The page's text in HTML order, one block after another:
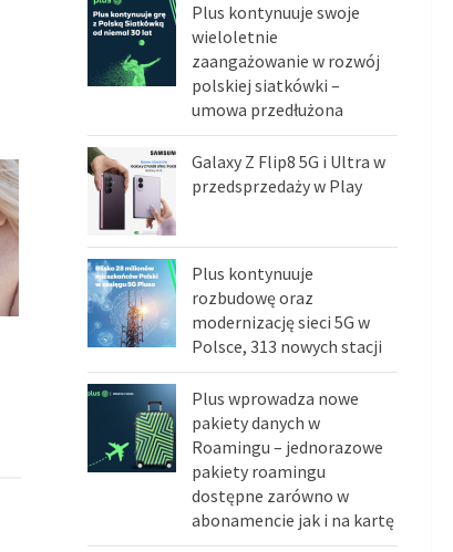
Plus kontynuuje swoje
wieloletnie
zaangażowanie w rozwój
polskiej siatkówki –
umowa przedłużona
Galaxy Z Flip8 5G i Ultra w
przedsprzedaży w Play
Plus kontynuuje
rozbudowę oraz
modernizację sieci 5G w
Polsce, 313 nowych stacji
Plus wprowadza nowe
pakiety danych w
Roamingu – jednorazowe
pakiety roamingu
dostępne zarówno w
abonamencie jak i na kartę